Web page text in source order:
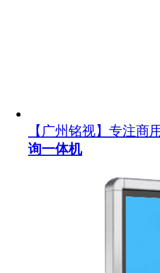
【广州铭视】专注商
询一体机